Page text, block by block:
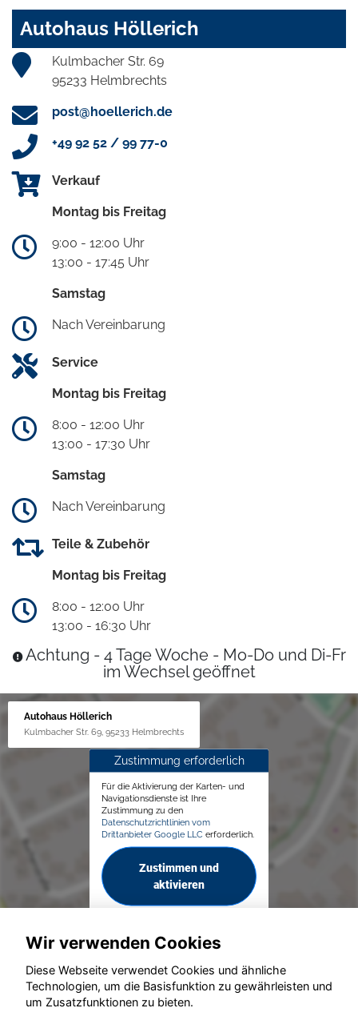
Autohaus Höllerich
Kulmbacher Str. 69
95233 Helmbrechts
post@hoellerich.de
+49 92 52 / 99 77-0
Verkauf
Montag bis Freitag
9:00 - 12:00 Uhr
13:00 - 17:45 Uhr
Samstag
Nach Vereinbarung
Service
Montag bis Freitag
8:00 - 12:00 Uhr
13:00 - 17:30 Uhr
Samstag
Nach Vereinbarung
Teile & Zubehör
Montag bis Freitag
8:00 - 12:00 Uhr
13:00 - 16:30 Uhr
Achtung - 4 Tage Woche - Mo-Do und Di-Fr
im Wechsel geöffnet
Autohaus Höllerich
Kulmbacher Str. 69, 95233 Helmbrechts
Zustimmung erforderlich
Für die Aktivierung der Karten- und
Navigationsdienste ist Ihre
Zustimmung zu den
Datenschutzrichtlinien vom
Drittanbieter Google LLC erforderlich.
Zustimmen und
aktivieren
© konjunkturmotor.de GmbH 2020 - 2026
Wir verwenden Cookies
Diese Webseite verwendet Cookies und ähnliche
Technologien, um die Basisfunktion zu gewährleisten und
um Zusatzfunktionen zu bieten.